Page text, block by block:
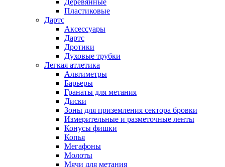
Деревянные
Пластиковые
Дартс
Аксессуары
Дартс
Дротики
Духовые трубки
Легкая атлетика
Альтиметры
Барьеры
Гранаты для метания
Диски
Зоны для приземления сектора бровки
Измерительные и разметочные ленты
Конусы фишки
Копья
Мегафоны
Молоты
Мячи для метания